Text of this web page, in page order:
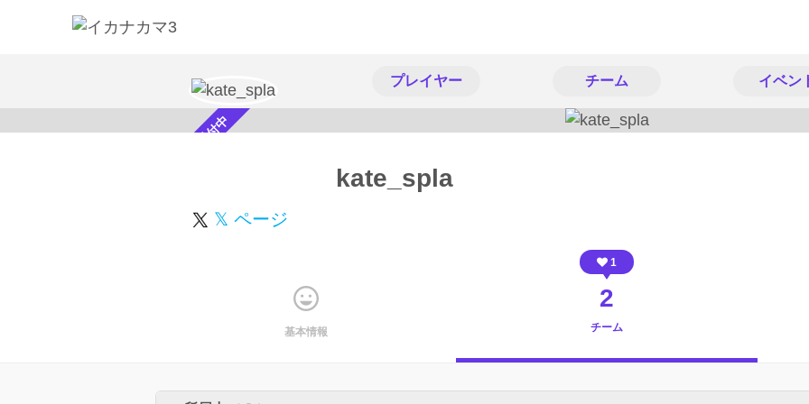
プレイヤー チーム イベン
スカウト受付中 kate_spla
𝕏 ページ
基本情報
1
2
チーム